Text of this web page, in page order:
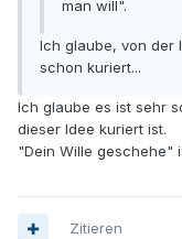
man will".
Ich glaube, von der
schon kuriert...
Ich glaube es ist sehr
dieser Idee kuriert ist.
"Dein Wille geschehe"
Zitieren